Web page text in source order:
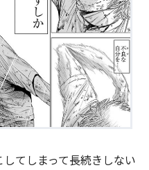
てしまって長続きしない